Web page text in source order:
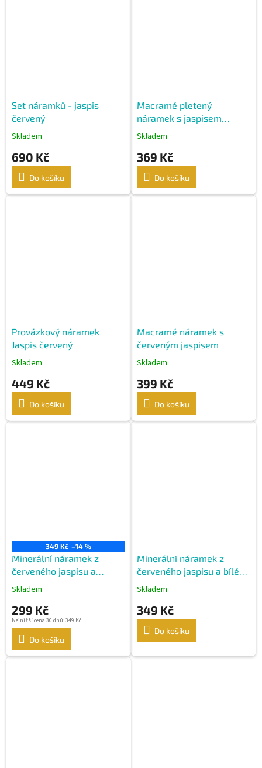
Set náramků - jaspis
červený
Skladem
690 Kč
Do košíku
Macramé pletený
náramek s jaspisem
červeným
Skladem
369 Kč
Do košíku
Provázkový náramek
Jaspis červený
Skladem
449 Kč
Do košíku
Macramé náramek s
červeným jaspisem
Skladem
399 Kč
Do košíku
349 Kč –14 %
Minerální náramek z
červeného jaspisu a
afrického tyrkysu
Skladem
299 Kč
Nejnižší cena 30 dnů: 349 Kč
Do košíku
Minerální náramek z
červeného jaspisu a bílého
matného achátu
Skladem
349 Kč
Do košíku